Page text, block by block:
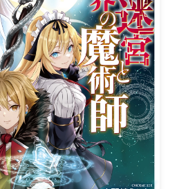
お問い合わせはこちら
オーバーラップノベルス
オーバーラップノベルスf
ロサージュノベルス